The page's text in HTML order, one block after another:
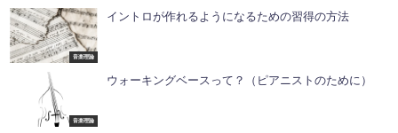
音楽理論
イントロが作れるようになるための習得の方法
音楽理論
ウォーキングベースって？（ピアニストのために）